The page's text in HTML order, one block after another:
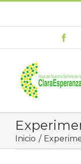
Inicio